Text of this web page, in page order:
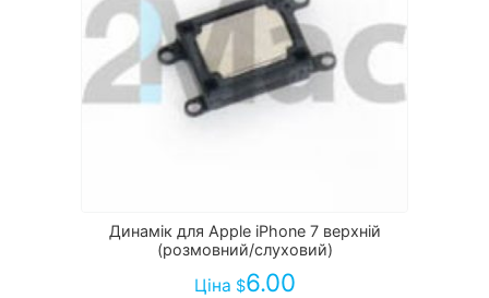
Динамік для Apple iPhone 7 верхній
(розмовний/слуховий)
Ціна $6.00